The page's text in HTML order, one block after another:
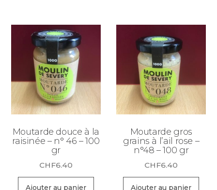
Moutarde douce à la
raisinée – n° 46 – 100
gr
CHF6.40
Ajouter au panier
Moutarde gros
grains à l’ail rose –
n°48 – 100 gr
CHF6.40
Ajouter au panier